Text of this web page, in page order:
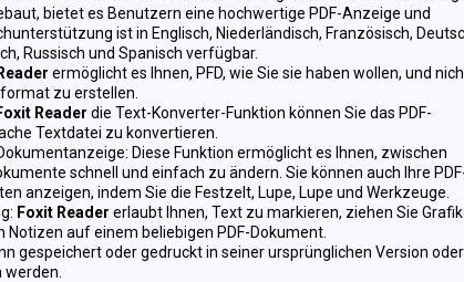
bietet es Benutzern eine hochwertige PDF-Anzeige und
ist in Englisch, Niederländisch, Französisch,
Russisch und Spanisch verfügbar.
ermöglicht es Ihnen, PFD, wie Sie sie haben wollen, und
zu erstellen.
Reader die Text-Konverter-Funktion können Sie das PDF-
Textdatei zu konvertieren.
Diese Funktion ermöglicht es Ihnen, zwischen
schnell und einfach zu ändern. Sie können auch Ihre
anzeigen, indem Sie die Festzelt, Lupe, Lupe und Werkzeuge.
Foxit Reader erlaubt Ihnen, Text zu markieren, ziehen Sie
Notizen auf einem beliebigen PDF-Dokument.
gespeichert oder gedruckt in seiner ursprünglichen Version